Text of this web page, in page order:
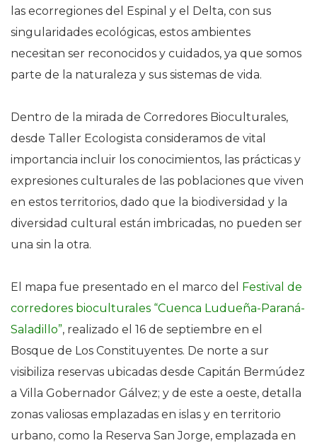
las ecorregiones del Espinal y el Delta, con sus
singularidades ecológicas, estos ambientes
necesitan ser reconocidos y cuidados, ya que somos
parte de la naturaleza y sus sistemas de vida.
Dentro de la mirada de Corredores Bioculturales,
desde Taller Ecologista consideramos de vital
importancia incluir los conocimientos, las prácticas y
expresiones culturales de las poblaciones que viven
en estos territorios, dado que la biodiversidad y la
diversidad cultural están imbricadas, no pueden ser
una sin la otra.
El mapa fue presentado en el marco del Festival de
corredores bioculturales “Cuenca Ludueña-Paraná-
Saladillo”, realizado el 16 de septiembre en el
Bosque de Los Constituyentes. De norte a sur
visibiliza reservas ubicadas desde Capitán Bermúdez
a Villa Gobernador Gálvez; y de este a oeste, detalla
zonas valiosas emplazadas en islas y en territorio
urbano, como la Reserva San Jorge, emplazada en